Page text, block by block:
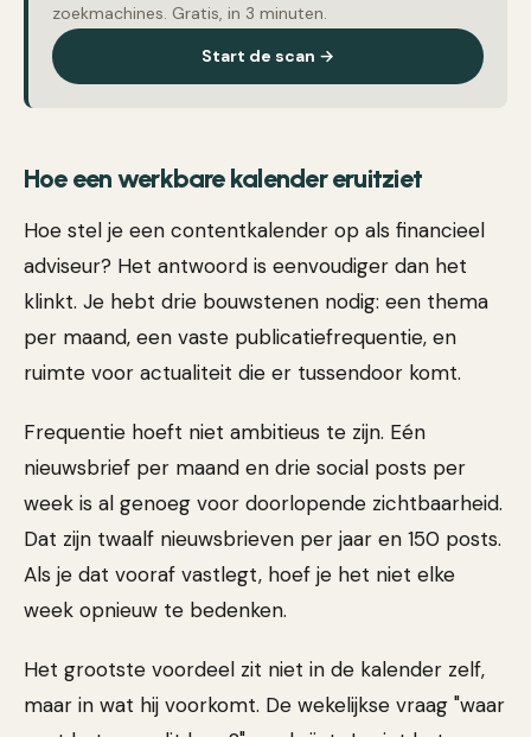
zoekmachines. Gratis, in 3 minuten.
Start de scan →
Hoe een werkbare kalender eruitziet
Hoe stel je een contentkalender op als financieel
adviseur? Het antwoord is eenvoudiger dan het
klinkt. Je hebt drie bouwstenen nodig: een thema
per maand, een vaste publicatiefrequentie, en
ruimte voor actualiteit die er tussendoor komt.
Frequentie hoeft niet ambitieus te zijn. Eén
nieuwsbrief per maand en drie social posts per
week is al genoeg voor doorlopende zichtbaarheid.
Dat zijn twaalf nieuwsbrieven per jaar en 150 posts.
Als je dat vooraf vastlegt, hoef je het niet elke
week opnieuw te bedenken.
Het grootste voordeel zit niet in de kalender zelf,
maar in wat hij voorkomt. De wekelijkse vraag "waar